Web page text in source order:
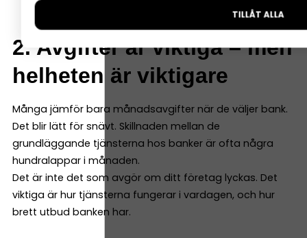
2. Avgifter är viktiga – men
helheten är viktigare
Många jämför bara månadsavgifter när de väljer bank.
Det blir lätt för snävt. Skillnaden mellan de
grundläggande tjänsterna hos banker är ofta några
hundralappar i månaden.
Det är inte det som avgör om ditt företag lyckas. Det
viktiga är hur tjänsterna fungerar i vardagen, och hur
brett utbud banken har.
TILLÅT ALLA